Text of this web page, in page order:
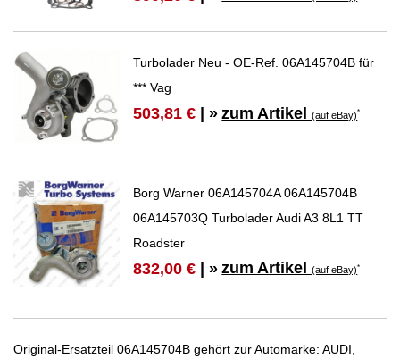
Turbolader Neu - OE-Ref. 06A145704B für
*** Vag
503,81 € | » zum Artikel(auf eBay)*
Borg Warner 06A145704A 06A145704B
06A145703Q Turbolader Audi A3 8L1 TT
Roadster
832,00 € | » zum Artikel(auf eBay)*
Original-Ersatzteil 06A145704B gehört zur Automarke: AUDI,